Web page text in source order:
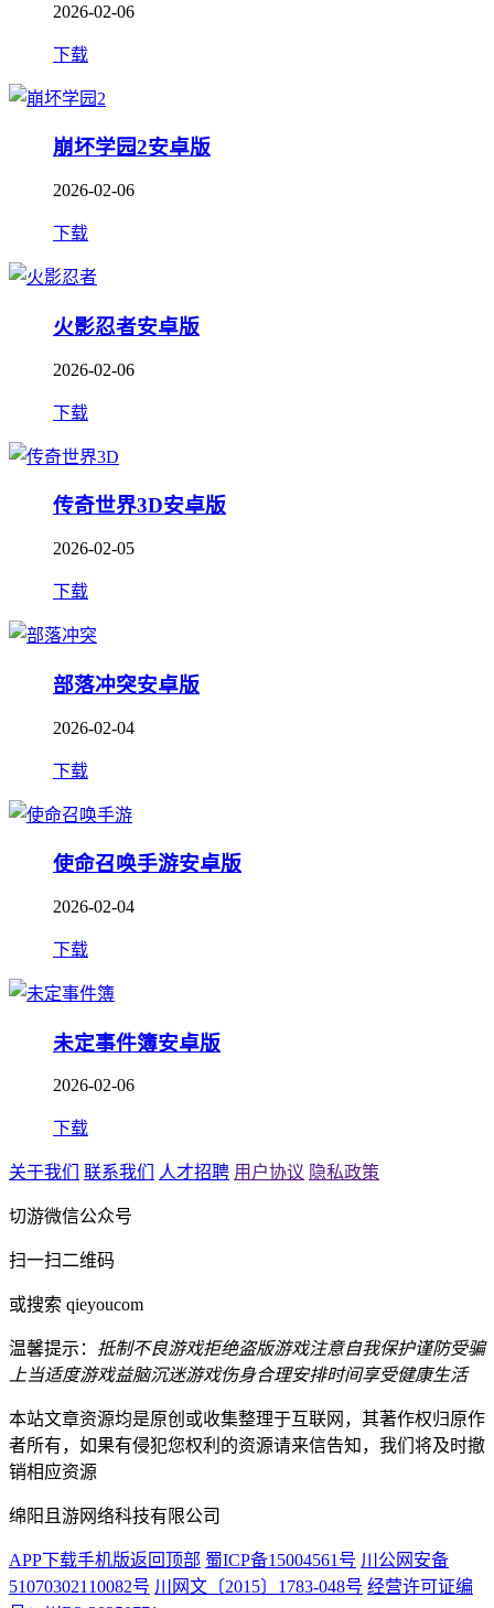
2026-02-06
下载
崩坏学园2安卓版
2026-02-06
下载
火影忍者安卓版
2026-02-06
下载
传奇世界3D安卓版
2026-02-05
下载
部落冲突安卓版
2026-02-04
下载
使命召唤手游安卓版
2026-02-04
下载
未定事件簿安卓版
2026-02-06
下载
关于我们 联系我们 人才招聘 用户协议 隐私政策
切游微信公众号
扫一扫二维码
或搜索 qieyoucom
温馨提示： 抵制不良游戏拒绝盗版游戏注意自我保护谨防受骗
上当适度游戏益脑沉迷游戏伤身合理安排时间享受健康生活
本站文章资源均是原创或收集整理于互联网，其著作权归原作
者所有，如果有侵犯您权利的资源请来信告知，我们将及时撤
销相应资源
绵阳且游网络科技有限公司
APP下载手机版返回顶部 蜀ICP备15004561号 川公网安备
51070302110082号 川网文〔2015〕1783-048号 经营许可证编